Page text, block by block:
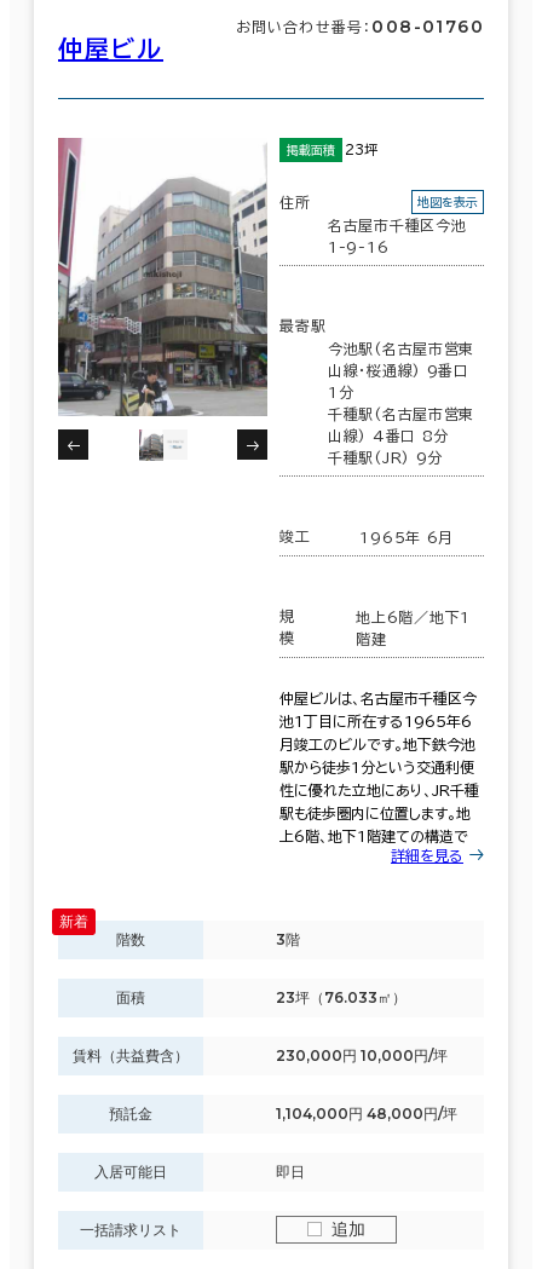
仲屋ビル
お問い合わせ番号： 008-01760
掲載面積 23坪
住所
名古屋市千種区今池
1-9-16
地図を表示
最寄駅
今池駅(名古屋市営東
山線･桜通線) 9番口
1分
千種駅(名古屋市営東
山線) 4番口 8分
千種駅(JR) 9分
竣工 1965年 6月
規
模
地上6階／地下1
階建
仲屋ビルは、名古屋市千種区今
池1丁目に所在する1965年6
月竣工のビルです。地下鉄今池
駅から徒歩1分という交通利便
性に優れた立地にあり、JR千種
駅も徒歩圏内に位置します。地
上6階、地下1階建ての構造で
詳細を見る
階数 3階
面積 23坪（76.033㎡）
賃料（共益費含） 230,000円 10,000円/坪
預託金 1,104,000円 48,000円/坪
入居可能日 即日
一括請求リスト 追加